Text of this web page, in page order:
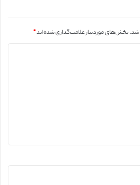
شد.بخش‌های موردنیاز علامت‌گذاری شده‌اند*